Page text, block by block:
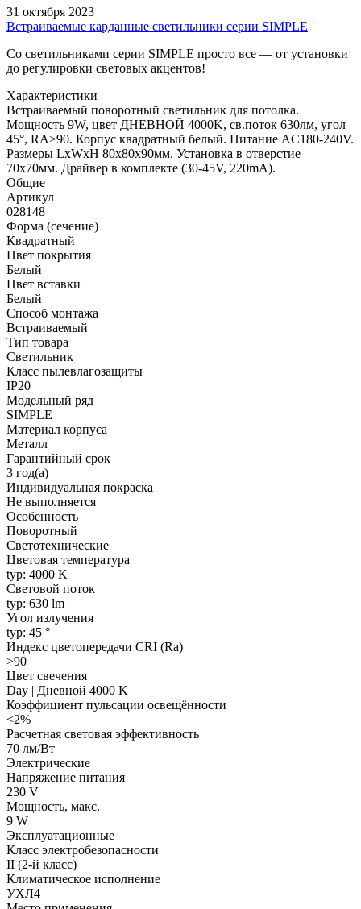
31 октября 2023
Встраиваемые карданные светильники серии SIMPLE
Со светильниками серии SIMPLE просто все — от установки
до регулировки световых акцентов!
Характеристики
Встраиваемый поворотный светильник для потолка.
Мощность 9W, цвет ДНЕВНОЙ 4000K, св.поток 630лм, угол
45°, RA>90. Корпус квадратный белый. Питание AC180-240V.
Размеры LxWxH 80x80x90мм. Установка в отверстие
70x70мм. Драйвер в комплекте (30-45V, 220mA).
Общие
Артикул
028148
Форма (сечение)
Квадратный
Цвет покрытия
Белый
Цвет вставки
Белый
Способ монтажа
Встраиваемый
Тип товара
Светильник
Класс пылевлагозащиты
IP20
Модельный ряд
SIMPLE
Материал корпуса
Металл
Гарантийный срок
3 год(а)
Индивидуальная покраска
Не выполняется
Особенность
Поворотный
Светотехнические
Цветовая температура
typ: 4000 K
Световой поток
typ: 630 lm
Угол излучения
typ: 45 °
Индекс цветопередачи CRI (Ra)
>90
Цвет свечения
Day | Дневной 4000 K
Коэффициент пульсации освещённости
<2%
Расчетная световая эффективность
70 лм/Вт
Электрические
Напряжение питания
230 V
Мощность, макс.
9 W
Эксплуатационные
Класс электробезопасности
II (2-й класс)
Климатическое исполнение
УХЛ4